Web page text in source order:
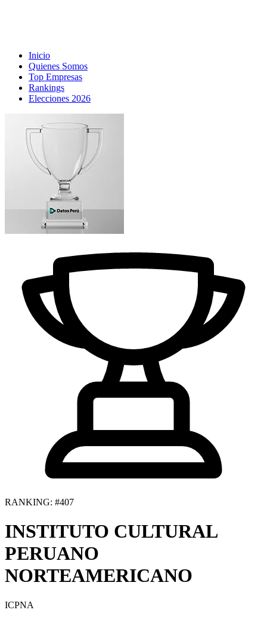
Inicio
Quienes Somos
Top Empresas
Rankings
Elecciones 2026
RANKING: #407
INSTITUTO CULTURAL
PERUANO
NORTEAMERICANO
ICPNA